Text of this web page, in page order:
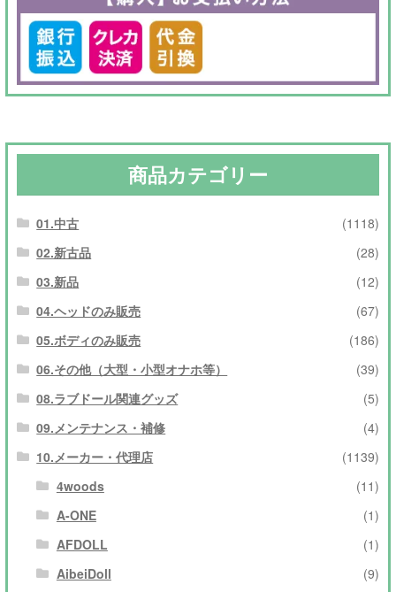
商品カテゴリー
01.中古
(1118)
02.新古品
(28)
03.新品
(12)
04.ヘッドのみ販売
(67)
05.ボディのみ販売
(186)
06.その他（大型・小型オナホ等）
(39)
08.ラブドール関連グッズ
(5)
09.メンテナンス・補修
(4)
10.メーカー・代理店
(1139)
4woods
(11)
A-ONE
(1)
AFDOLL
(1)
AibeiDoll
(9)